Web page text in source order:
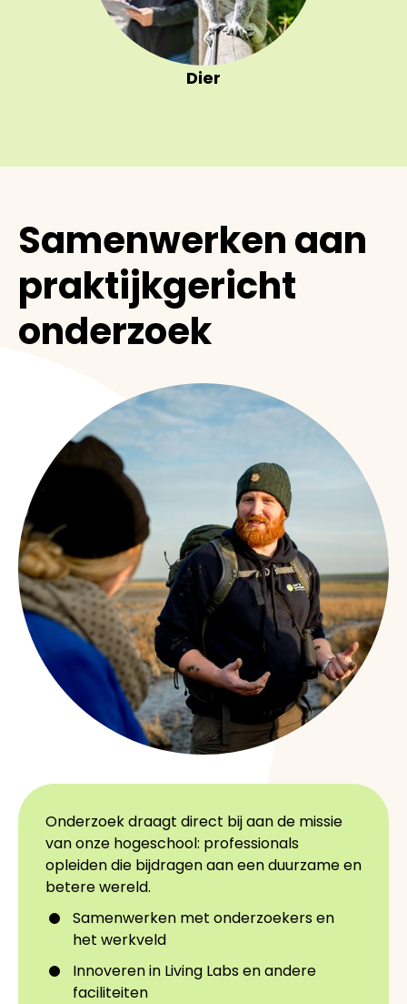
Dier
Samenwerken aan
praktijkgericht
onderzoek
Onderzoek draagt direct bij aan de missie
van onze hogeschool: professionals
opleiden die bijdragen aan een duurzame en
betere wereld.
Samenwerken met onderzoekers en
het werkveld
Innoveren in Living Labs en andere
faciliteiten